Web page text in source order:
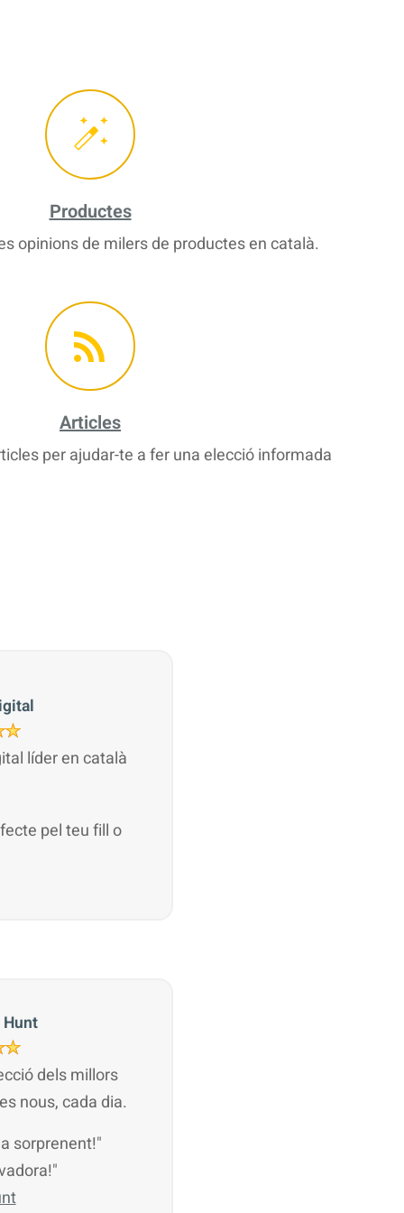
Productes
opinions de milers de productes en català.
Articles
per ajudar-te a fer una elecció informada
pel teu fill o
líder en català
sorprenent!"
dels millors
nous, cada dia.